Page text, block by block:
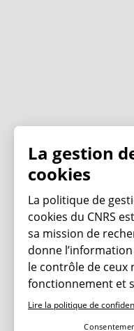
En ce
La gestion
cookies
La politique de
cookies du CNRS
sa mission de
donne
le contrôle de ceux
fonctionnement et
Lire la politique de